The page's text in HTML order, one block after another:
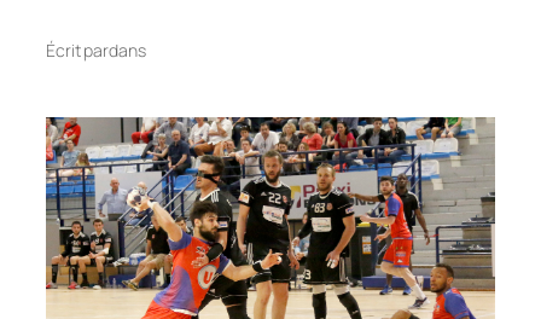
Écrit pardans